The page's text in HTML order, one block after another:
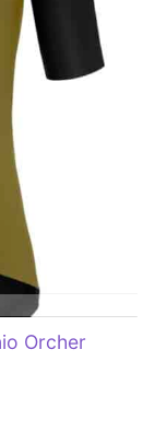
Orcher